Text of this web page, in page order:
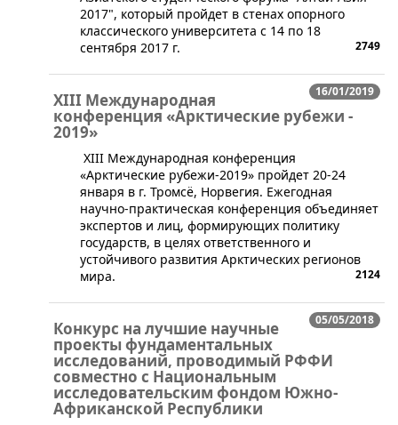
2017", который пройдет в стенах опорного
классического университета с 14 по 18
сентября 2017 г.
2749
16/01/2019
XIII Международная
конференция «Арктические рубежи -
2019»
XIII Международная конференция
«Арктические рубежи-2019» пройдет 20-24
января в г. Тромсё, Норвегия. Ежегодная
научно-практическая конференция объединяет
экспертов и лиц, формирующих политику
государств, в целях ответственного и
устойчивого развития Арктических регионов
мира.
2124
05/05/2018
Конкурс на лучшие научные
проекты фундаментальных
исследований, проводимый РФФИ
совместно с Национальным
исследовательским фондом Южно-
Африканской Республики